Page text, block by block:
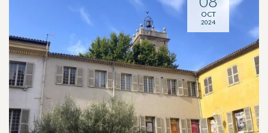
OCT
2024